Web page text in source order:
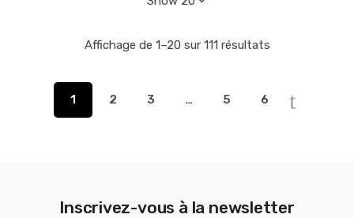
Affichage de 1–20 sur 111 résultats
1 2 3 … 5 6
Inscrivez-vous à la newsletter